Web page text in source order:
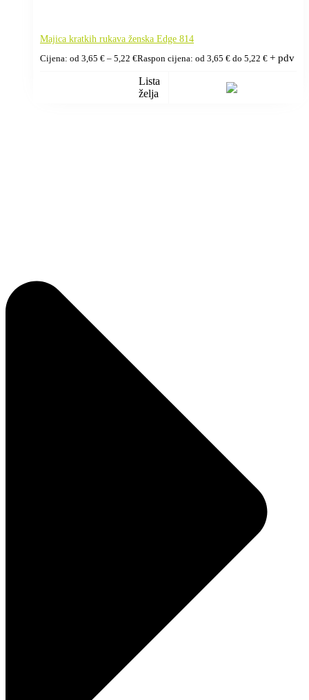
Majica kratkih rukava ženska Edge 814
Cijena: od 3,65 € – 5,22 €Raspon cijena: od 3,65 € do 5,22 € + pdv
Lista
želja